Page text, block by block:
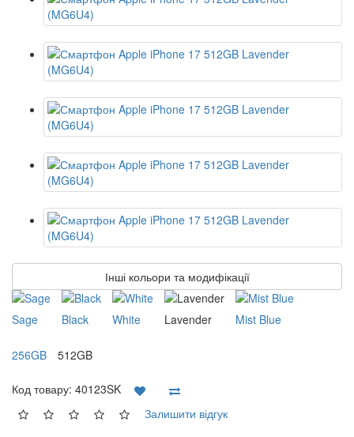
Інші кольори та модифікації
Sage Black White Lavender Mist Blue
256GB 512GB
Код товару: 40123SK
Залишити відгук